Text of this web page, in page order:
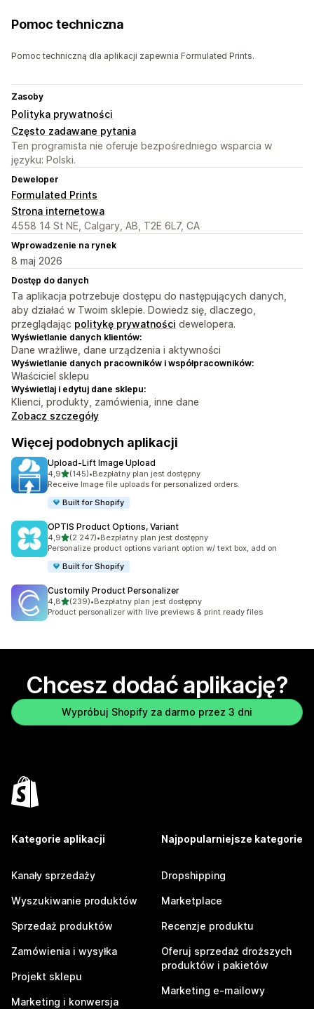
Pomoc techniczna
Pomoc techniczną dla aplikacji zapewnia Formulated Prints.
Zasoby
Polityka prywatności
Często zadawane pytania
Ten programista nie oferuje bezpośredniego wsparcia w
języku: Polski.
Deweloper
Formulated Prints
Strona internetowa
4558 14 St NE, Calgary, AB, T2E 6L7, CA
Wprowadzenie na rynek
8 maj 2026
Dostęp do danych
Ta aplikacja potrzebuje dostępu do następujących danych,
aby działać w Twoim sklepie. Dowiedz się, dlaczego,
przeglądając politykę prywatności dewelopera.
Wyświetlanie danych klientów:
Dane wrażliwe, dane urządzenia i aktywności
Wyświetlanie danych pracowników i współpracowników:
Właściciel sklepu
Wyświetlaj i edytuj dane sklepu:
Klienci, produkty, zamówienia, inne dane
Zobacz szczegóły
Więcej podobnych aplikacji
Upload‑Lift Image Upload
4,9na 5 gwiazdek
(145)
Łączna liczba recenzji: 145
•Bezpłatny plan jest dostępny
Receive Image file uploads for personalized orders.
Built for Shopify
OPTIS Product Options, Variant
4,9na 5 gwiazdek
(2 247)
Łączna liczba recenzji: 2247
•Bezpłatny plan jest dostępny
Personalize product options variant option w/ text box, add on
Built for Shopify
Customily Product Personalizer
4,8na 5 gwiazdek
(239)
Łączna liczba recenzji: 239
•Bezpłatny plan jest dostępny
Product personalizer with live previews & print ready files
Chcesz dodać aplikację?
Wypróbuj Shopify za darmo przez 3 dni
Kategorie aplikacji
Kanały sprzedaży
Wyszukiwanie produktów
Sprzedaż produktów
Zamówienia i wysyłka
Projekt sklepu
Marketing i konwersja
Najpopularniejsze kategorie
Dropshipping
Marketplace
Recenzje produktu
Oferuj sprzedaż droższych
produktów i pakietów
Marketing e-mailowy